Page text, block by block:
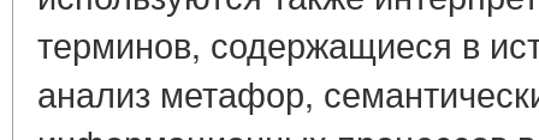
терминов, содержащиеся в
анализ метафор,